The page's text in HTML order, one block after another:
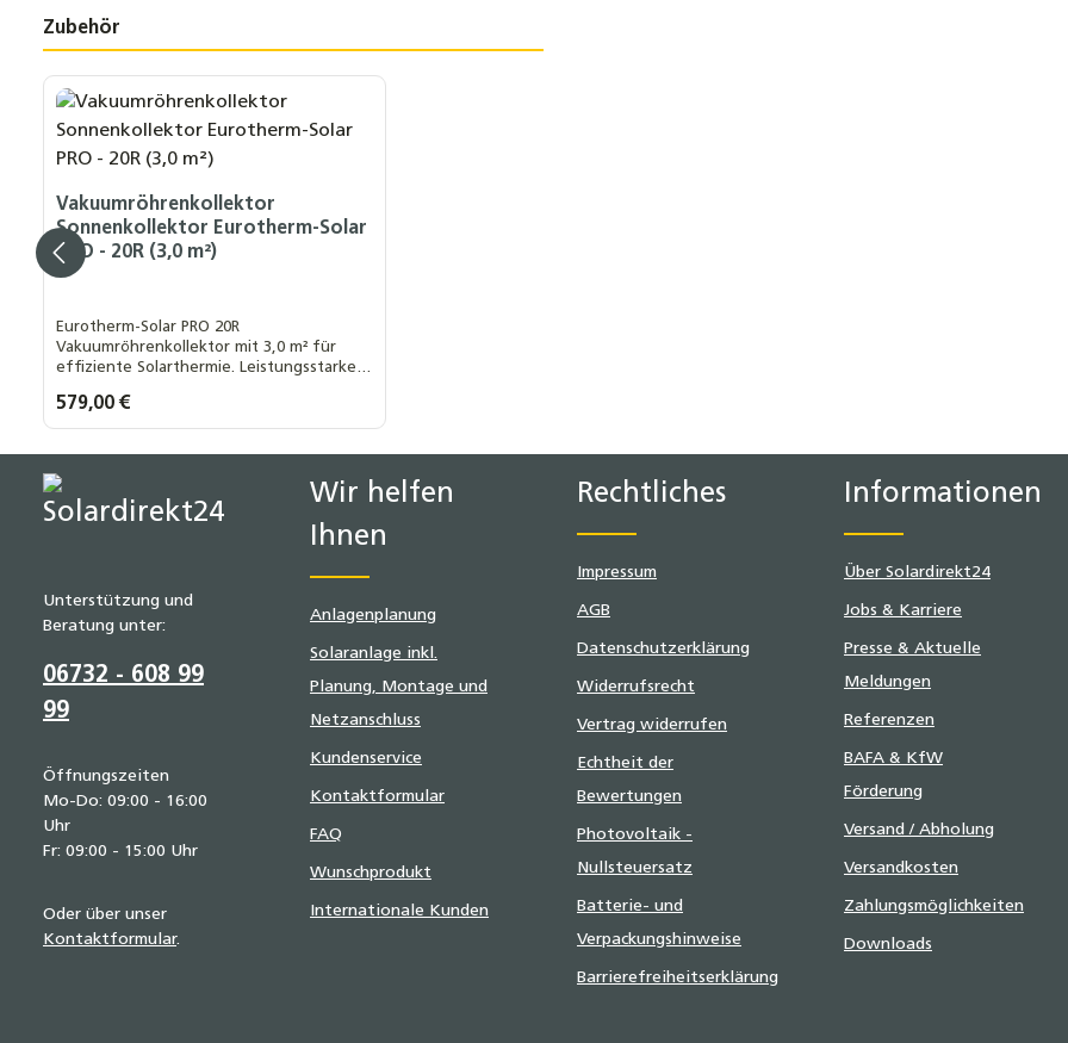
Zubehör
Produktgalerie überspringen
Vakuumröhrenkollektor
Sonnenkollektor Eurotherm-Solar
PRO - 20R (3,0 m²)
Eurotherm-Solar PRO 20R
Vakuumröhrenkollektor mit 3,0 m² für
effiziente Solarthermie. Leistungsstarker
Heizung.
Regulärer Preis:
579,00 €
Unterstützung und
Beratung unter:
06732 - 608 99
99
Öffnungszeiten
Mo-Do: 09:00 - 16:00
Uhr
Fr: 09:00 - 15:00 Uhr
Oder über unser
Kontaktformular.
Wir helfen
Ihnen
Anlagenplanung
Solaranlage inkl.
Planung, Montage und
Netzanschluss
Kundenservice
Kontaktformular
FAQ
Wunschprodukt
Internationale Kunden
Rechtliches
Impressum
AGB
Datenschutzerklärung
Widerrufsrecht
Vertrag widerrufen
Echtheit der
Bewertungen
Photovoltaik -
Nullsteuersatz
Batterie- und
Verpackungshinweise
Barrierefreiheitserklärung
Informationen
Über Solardirekt24
Jobs & Karriere
Presse & Aktuelle
Meldungen
Referenzen
BAFA & KfW
Förderung
Versand / Abholung
Versandkosten
Zahlungsmöglichkeiten
Downloads